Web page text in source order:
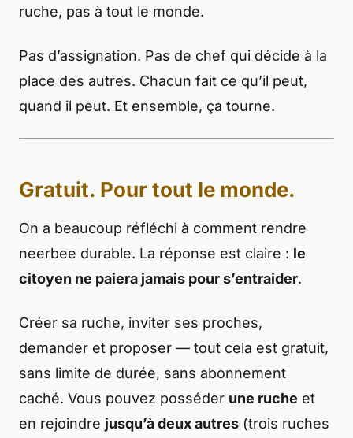
ruche, pas à tout le monde.
Pas d’assignation. Pas de chef qui décide à la
place des autres. Chacun fait ce qu’il peut,
quand il peut. Et ensemble, ça tourne.
Gratuit. Pour tout le monde.
On a beaucoup réfléchi à comment rendre
neerbee durable. La réponse est claire : le
citoyen ne paiera jamais pour s’entraider.
Créer sa ruche, inviter ses proches,
demander et proposer — tout cela est gratuit,
sans limite de durée, sans abonnement
caché. Vous pouvez posséder une ruche et
en rejoindre jusqu’à deux autres (trois ruches